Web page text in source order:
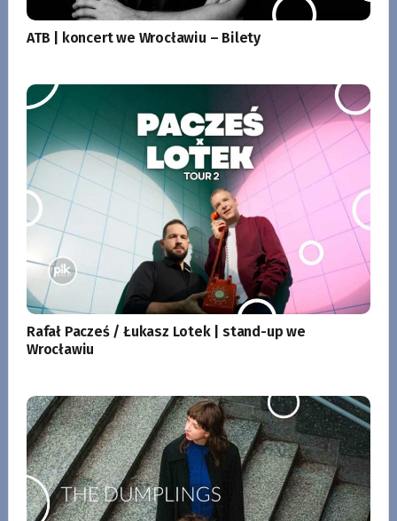
ATB | koncert we Wrocławiu – Bilety
Rafał Pacześ / Łukasz Lotek | stand-up we
Wrocławiu